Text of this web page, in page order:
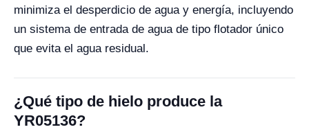
minimiza el desperdicio de agua y energía, incluyendo
un sistema de entrada de agua de tipo flotador único
que evita el agua residual.
¿Qué tipo de hielo produce la
YR05136?